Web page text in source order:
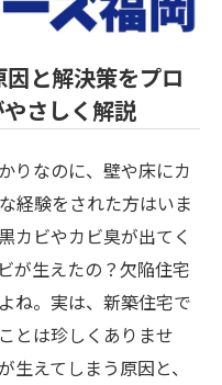
と解決策をプロ
やさしく解説
りなのに、壁や床にカ
経験をされた方はいま
カビやカビ臭が出てく
が生えたの？欠陥住宅
ね。実は、新築住宅で
とは珍しくありませ
えてしまう原因と、